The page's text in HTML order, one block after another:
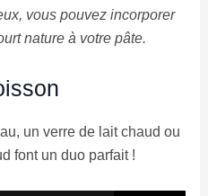
vous pouvez incorporer
nature à votre pâte.
un verre de lait chaud ou
font un duo parfait !